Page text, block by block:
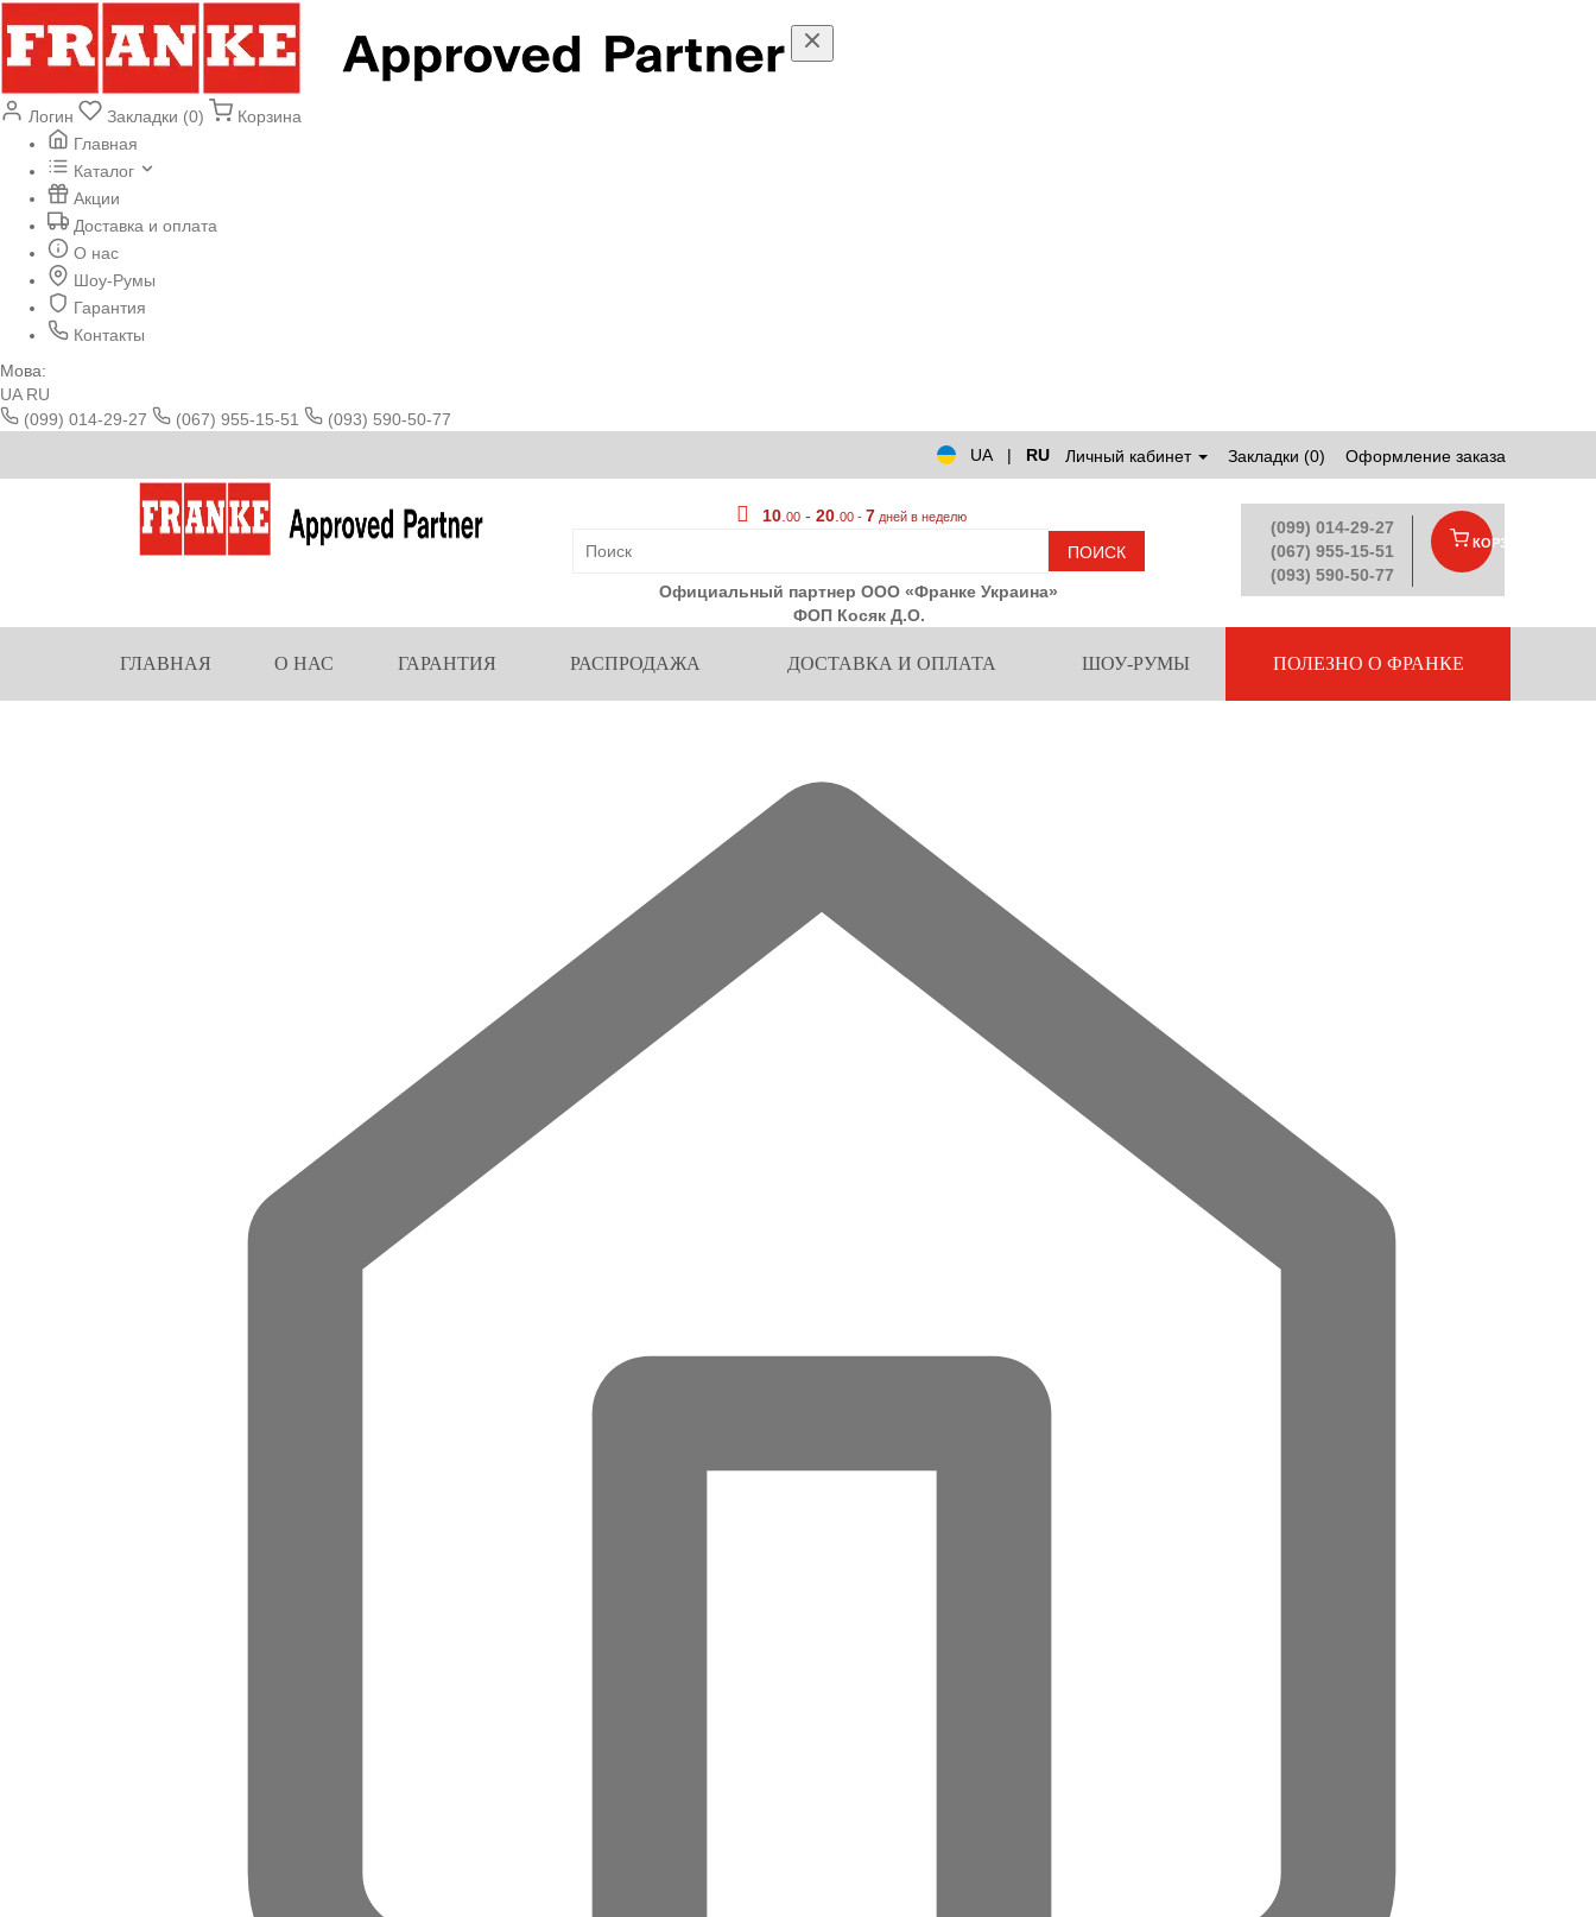
Логин Закладки (0)
Корзина
Главная
Каталог
Акции
Доставка и оплата
О нас
Шоу-Румы
Гарантия
Контакты
Мова:
UA RU
(099) 014-29-27
(067) 955-15-51
(093) 590-50-77
UA
| RU Личный кабинет Закладки (0) Оформление заказа
10 .00 -20 .00 -7 дней в неделю
ПОИСК
Официальный партнер ООО «Франке Украина»
ФОП Косяк Д.О.
(099) 014-29-27
(067) 955-15-51
(093) 590-50-77
КОРЗИНА
ГЛАВНАЯ О НАС ГАРАНТИЯ РАСПРОДАЖА ДОСТАВКА И ОПЛАТА ШОУ-РУМЫ ПОЛЕЗНО О ФРАНКЕ